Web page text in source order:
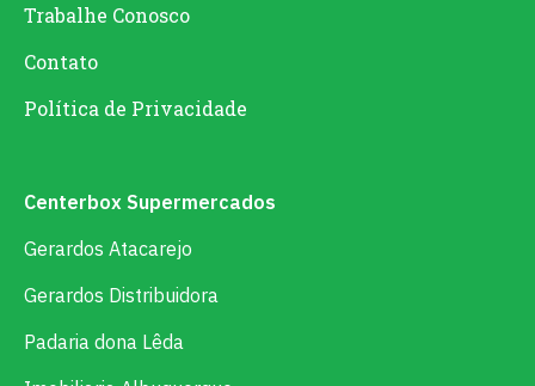
Trabalhe Conosco
Contato
Política de Privacidade
Centerbox Supermercados
Gerardos Atacarejo
Gerardos Distribuidora
Padaria dona Lêda